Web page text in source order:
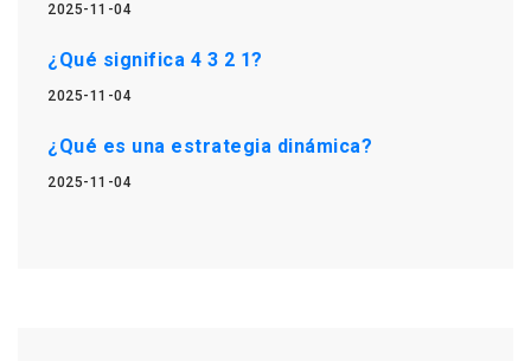
2025-11-04
¿Qué significa 4 3 2 1?
2025-11-04
¿Qué es una estrategia dinámica?
2025-11-04